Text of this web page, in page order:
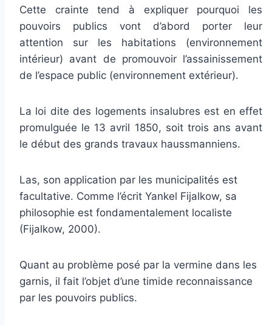
Cette crainte tend à expliquer pourquoi les
pouvoirs publics vont d’abord porter leur
attention sur les habitations (environnement
intérieur) avant de promouvoir l’assainissement
de l’espace public (environnement extérieur).
La loi dite des logements insalubres est en effet
promulguée le 13 avril 1850, soit trois ans avant
le début des grands travaux haussmanniens.
Las, son application par les municipalités est
facultative. Comme l’écrit Yankel Fijalkow, sa
philosophie est fondamentalement localiste
(Fijalkow, 2000).
Quant au problème posé par la vermine dans les
garnis, il fait l’objet d’une timide reconnaissance
par les pouvoirs publics.